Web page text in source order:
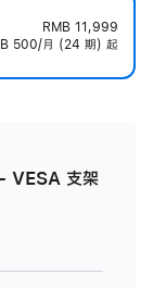
RMB 11,999
500/月 (24 期) 起
VESA 支架